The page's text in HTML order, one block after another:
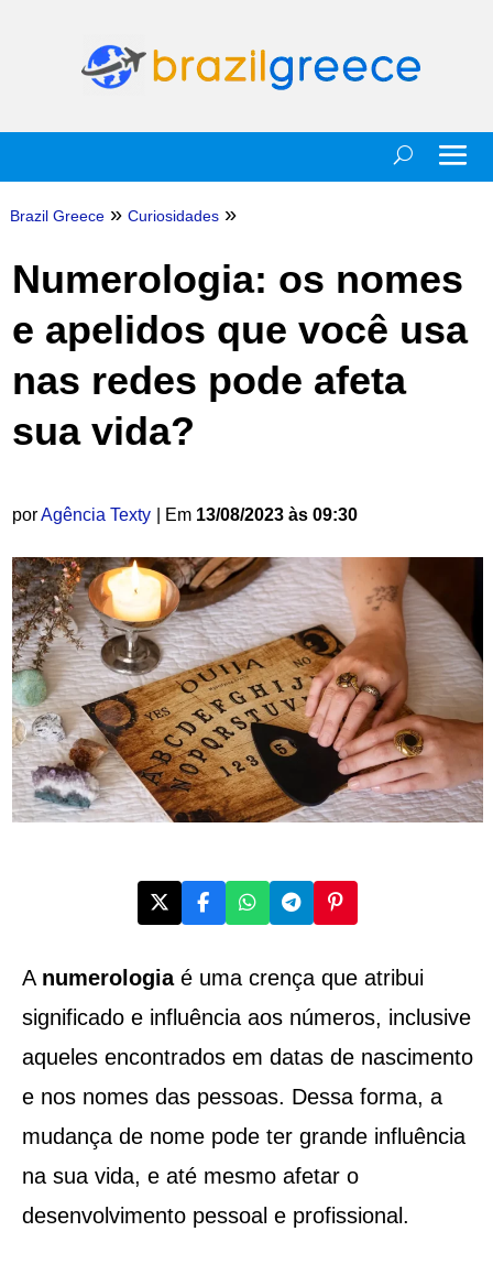
Brazil Greece » Curiosidades »
Numerologia: os nomes
e apelidos que você usa
nas redes pode afeta
sua vida?
porAgência Texty | Em 13/08/2023 às 09:30
A numerologiaé uma crença que atribui
significado e influência aos números, inclusive
aqueles encontrados em datas de nascimento
e nos nomes das pessoas. Dessa forma, a
mudança de nome pode ter grande influência
na sua vida, e até mesmo afetar o
desenvolvimento pessoal e profissional.